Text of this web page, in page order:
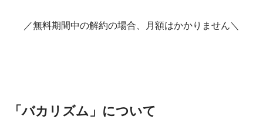
／無料期間中の解約の場合、月額はかかりません＼
「バカリズム」について